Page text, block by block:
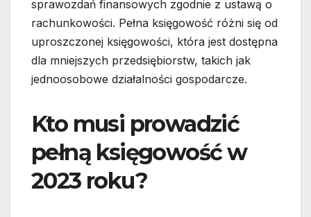
sprawozdań finansowych zgodnie z ustawą o
rachunkowości. Pełna księgowość różni się od
uproszczonej księgowości, która jest dostępna
dla mniejszych przedsiębiorstw, takich jak
jednoosobowe działalności gospodarcze.
Kto musi prowadzić
pełną księgowość w
2023 roku?